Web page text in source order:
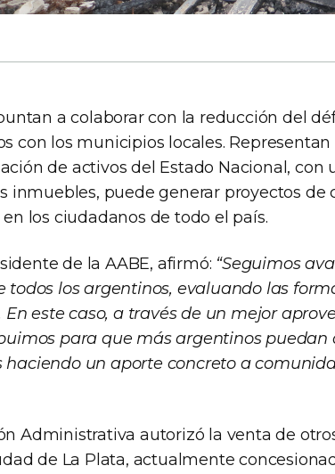
a colaborar con la reducción del
con los municipios locales.
de activos del Estado Nacional, con
inmuebles, puede generar proyectos de
los ciudadanos de todo el país.
de la AABE, afirmó: “Seguimos
todos los argentinos, evaluando las
En este caso, a través de un mejor
para que más argentinos puedan
haciendo un aporte concreto a
Administrativa autorizó la venta de
de La Plata, actualmente